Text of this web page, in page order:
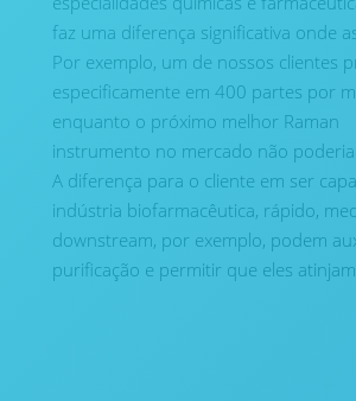
faz uma diferença significativa onde
Por exemplo, um de nossos clientes
especificamente em 400 partes por
enquanto o próximo melhor Raman
instrumento no mercado não
A diferença para o cliente em ser
indústria biofarmacêutica, rápido,
downstream, por exemplo, podem
purificação e permitir que eles